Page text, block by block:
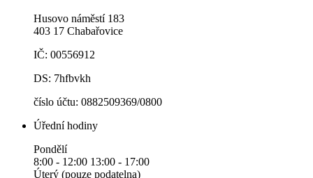
Husovo náměstí 183
403 17 Chabařovice
IČ: 00556912
DS: 7hfbvkh
číslo účtu: 0882509369/0800
Úřední hodiny
Pondělí
8:00 - 12:00 13:00 - 17:00
Úterý (pouze podatelna)